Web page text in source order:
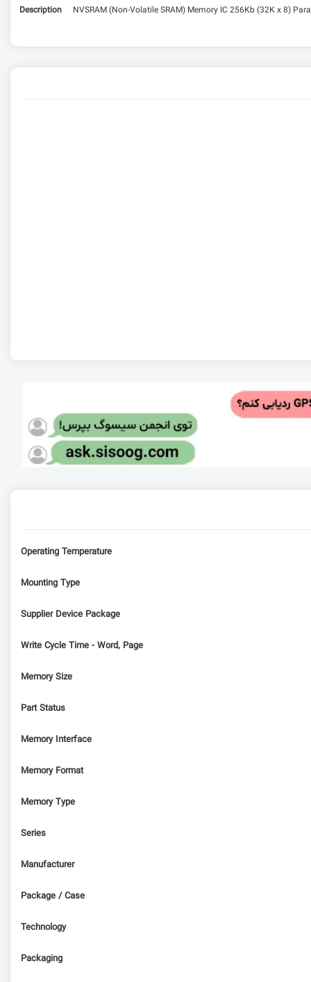
Description NVSRAM (Non-Volatile SRAM) Memory IC 256Kb (32K x 8)
Operating Temperature
Mounting Type
Supplier Device Package
Write Cycle Time - Word, Page
Memory Size
Part Status
Memory Interface
Memory Format
Memory Type
Series
Manufacturer
Package / Case
Technology
Packaging